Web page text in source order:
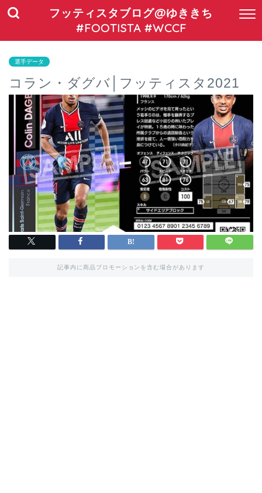
フッティスタブログ@ゆききち
#FOOTISTA #WCCF
選手データ
コラン・ダグバ│フッティスタ2021
記事内に商品プロモーションを含む場合があります